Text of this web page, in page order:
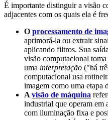
É importante distinguir a visão
adjacentes com os quais ela é
O processamento de
aprimorá-la ou extrair
aplicando filtros. Sua
visão computacional
uma interpretação ("há
computacional usa
imagem como uma etapa
A visão de máquina
industrial que operam em
com iluminação fixa e